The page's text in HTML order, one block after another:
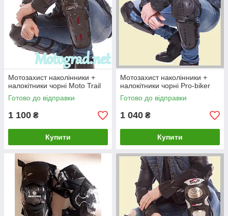
Мотозахист наколінники +
налокітники чорні Moto Trail
Готово до відправки
1 100 ₴
Купити
Мотозахист наколінники +
налокітники чорні Pro-biker
Готово до відправки
1 040 ₴
Купити